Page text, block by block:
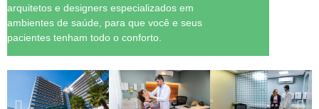
arquitetos e designers especializados em
ambientes de saúde, para que você e seus
pacientes tenham todo o conforto.